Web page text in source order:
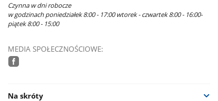
Czynna w dni robocze
w godzinach poniedziałek 8:00 - 17:00 wtorek - czwartek 8:00 - 16:00-
piątek 8:00 - 15:00
MEDIA SPOŁECZNOŚCIOWE:
Na skróty